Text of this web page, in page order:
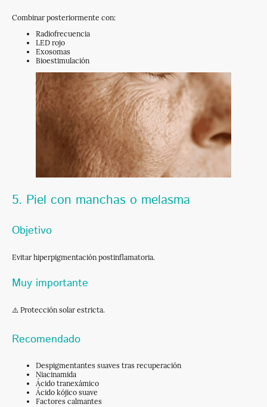
Combinar posteriormente con:
Radiofrecuencia
LED rojo
Exosomas
Bioestimulación
5. Piel con manchas o melasma
Objetivo
Evitar hiperpigmentación postinflamatoria.
Muy importante
⚠️ Protección solar estricta.
Recomendado
Despigmentantes suaves tras recuperación
Niacinamida
Ácido tranexámico
Ácido kójico suave
Factores calmantes